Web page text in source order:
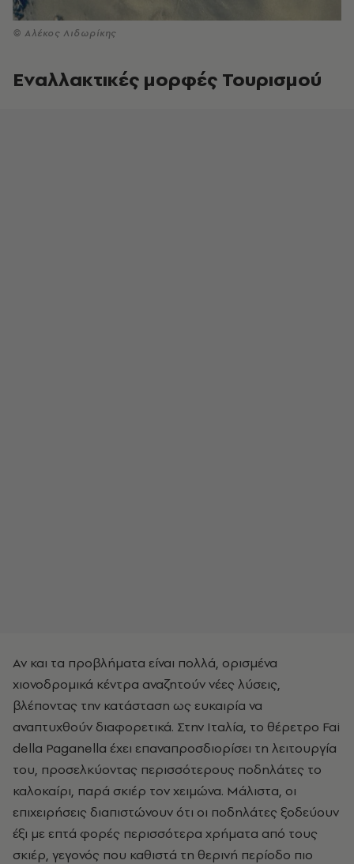
© Αλέκος Λιδωρίκης
Εναλλακτικές μορφές Τουρισμού
Αν και τα προβλήματα είναι πολλά, ορισμένα
χιονοδρομικά κέντρα αναζητούν νέες λύσεις,
βλέποντας την κατάσταση ως ευκαιρία να
αναπτυχθούν διαφορετικά. Στην Ιταλία, το θέρετρο Fai
della Paganella έχει επαναπροσδιορίσει τη λειτουργία
του, προσελκύοντας περισσότερους ποδηλάτες το
καλοκαίρι, παρά σκιέρ τον χειμώνα. Μάλιστα, οι
επιχειρήσεις διαπιστώνουν ότι οι ποδηλάτες ξοδεύουν
έξι με επτά φορές περισσότερα χρήματα από τους
σκιέρ, γεγονός που καθιστά τη θερινή περίοδο πιο